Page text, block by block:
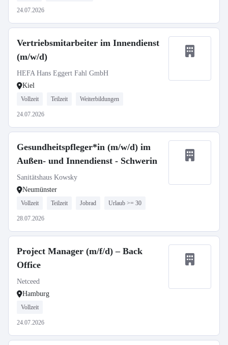
24.07.2026
Vertriebsmitarbeiter im Innendienst
(m/w/d)
HEFA Hans Eggert Fahl GmbH
Kiel
Vollzeit Teilzeit Weiterbildungen
24.07.2026
Gesundheitspfleger*in (m/w/d) im
Außen- und Innendienst - Schwerin
Sanitätshaus Kowsky
Neumünster
Vollzeit Teilzeit Jobrad Urlaub >= 30
28.07.2026
Project Manager (m/f/d) – Back
Office
Netceed
Hamburg
Vollzeit
24.07.2026